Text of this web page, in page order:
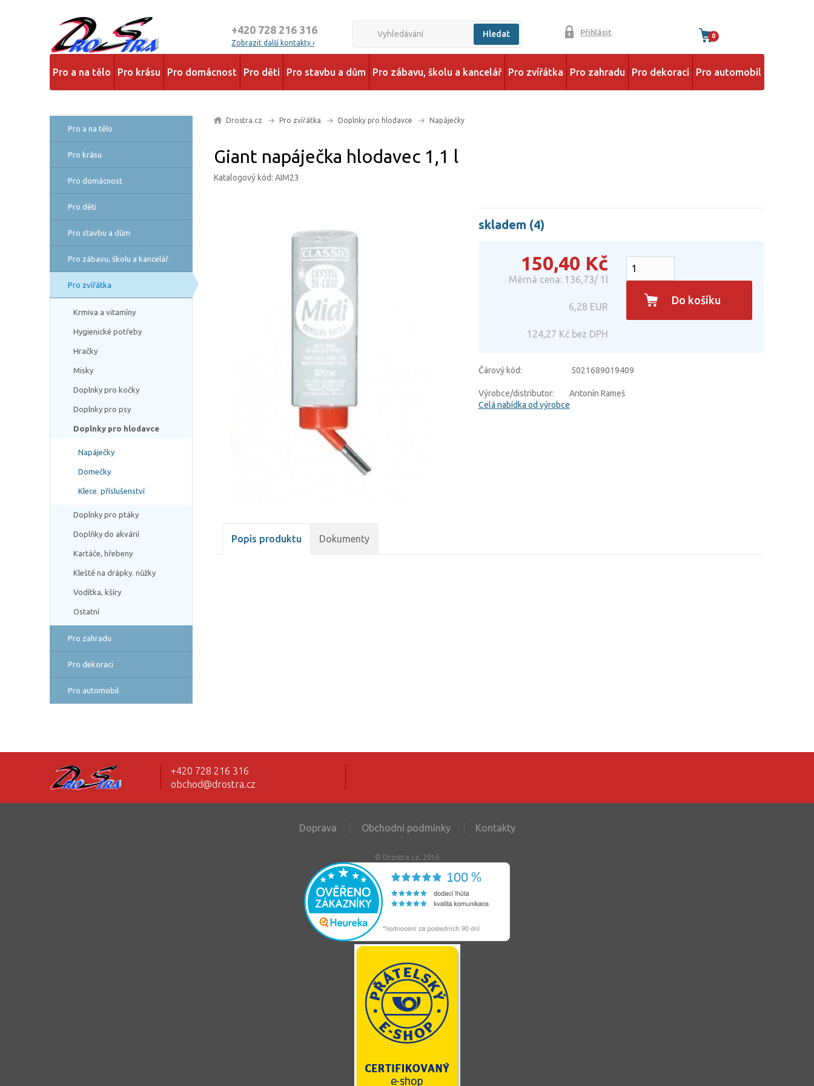
+420 728 216 316
Zobrazit další kontakty ›
Hledat Přihlásit 0
Pro a na tělo Pro krásu Pro domácnost Pro děti Pro stavbu a dům Pro zábavu, školu a kancelář Pro zvířátka Pro zahradu Pro dekoraci Pro automobil
Pro a na tělo
Pro krásu
Pro domácnost
Pro děti
Pro stavbu a dům
Pro zábavu, školu a kancelář
Pro zvířátka
Krmiva a vitamíny
Hygienické potřeby
Hračky
Misky
Doplnky pro kočky
Doplnky pro psy
Doplnky pro hlodavce
Napáječky
Domečky
Klece. příslušenství
Doplnky pro ptáky
Doplňky do akvárií
Kartáče, hřebeny
Kleště na drápky. nůžky
Vodítka, kšíry
Ostatní
Pro zahradu
Pro dekoraci
Pro automobil
Drostra.cz Pro zvířátka Doplnky pro hlodavce Napáječky
Giant napáječka hlodavec 1,1 l
Katalogový kód: AIM23
skladem (4)
150,40 Kč
Měrná cena: 136,73/ 1l
6,28 EUR
124,27 Kč bez DPH
Do košíku
Čárový kód: 5021689019409
Výrobce/distributor:
Antonín Rameš
Celá nabídka od výrobce
Popis produktu Dokumenty
+420 728 216 316
obchod@drostra.cz
Doprava Obchodní podmínky Kontakty
© Drostra.cz, 2016